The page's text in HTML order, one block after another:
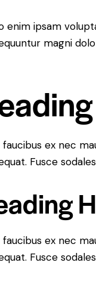
enim ipsam
magni
faucibus ex nec
Fusce
faucibus ex nec
Fusce